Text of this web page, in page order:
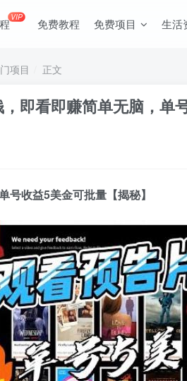
VIP 免费教程 免费项目 生活
项目 正文
即看即赚简单无脑，单
号收益5美金可批量【揭秘】